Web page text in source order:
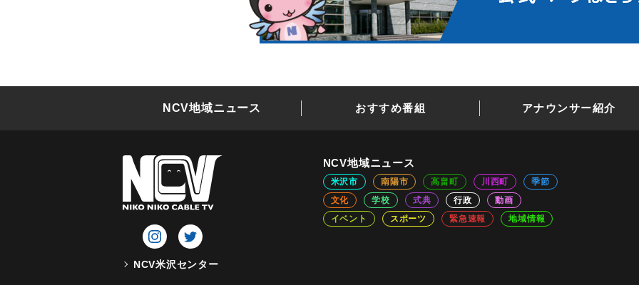
NCV地域ニュース おすすめ番組 アナウンサー紹介
NCV米沢センター
NCV地域ニュース
米沢市 南陽市 高畠町 川西町
季節
文化
学校 式典 行政
動画
イベント
スポーツ 緊急速報 地域情報